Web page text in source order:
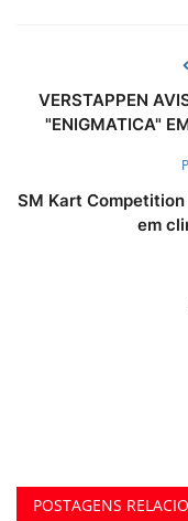
VERSTAPPEN
"ENIGMATICA"
SM Kart
em
POSTAGENS